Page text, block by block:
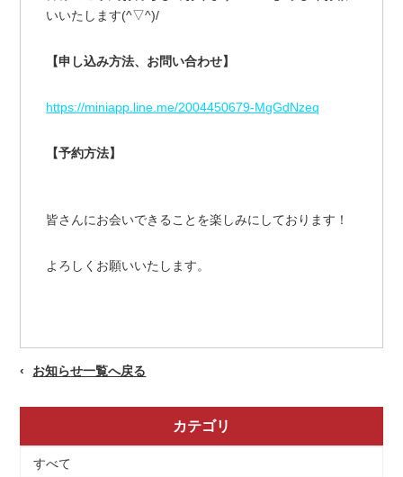
いいたします(^▽^)/
【申し込み方法、お問い合わせ】
https://miniapp.line.me/2004450679-MgGdNzeq
【予約方法】
皆さんにお会いできることを楽しみにしております！
よろしくお願いいたします。
お知らせ一覧へ戻る
カテゴリ
すべて